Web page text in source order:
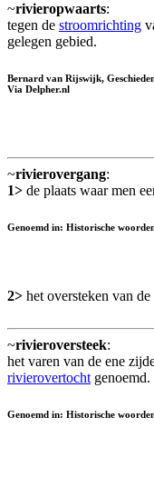
~rivieropwaarts:
tegen de stroomrichting
gelegen gebied.
Bernard van Rijswijk,
Via Delpher.nl
~rivierovergang:
1> de plaats waar men
Genoemd in: Historische
2> het oversteken van
~rivieroversteek:
het varen van de ene
rivierovertocht genoemd.
Genoemd in: Historische